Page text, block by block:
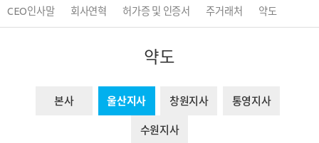
CEO인사말 회사연혁 허가증 및 인증서 주거래처 약도
약도
본사 울산지사 창원지사 통영지사
수원지사